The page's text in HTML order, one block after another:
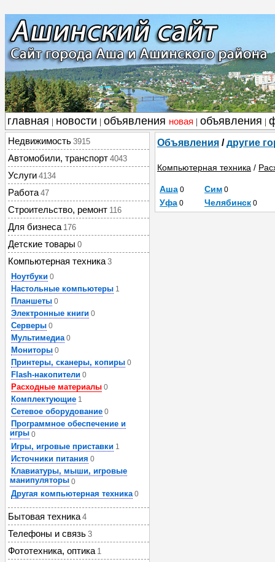
главная новости объявления новая объявления
Недвижимость 3915
Автомобили, транспорт 4043
Услуги 4134
Работа 47
Строительство, ремонт 116
Для бизнеса 176
Детские товары 0
Компьютерная техника 3
Ноутбуки 0
Настольные компьютеры 1
Планшеты 0
Электронные книги 0
Серверы 0
Мультимедиа 0
Мониторы 0
Принтеры, сканеры, копиры 0
Flash-накопители 0
Расходные материалы 0
Комплектующие 1
Сетевое оборудование 0
Программное обеспечение и
игры 0
Игры, игровые приставки 1
Источники питания 0
Клавиатуры, мыши, игровые
манипуляторы 0
Другая компьютерная техника 0
Бытовая техника 4
Телефоны и связь 3
Фототехника, оптика 1
Объявления /другие
Компьютерная техника /
Аша 0 Сим 0
Уфа 0 Челябинск 0